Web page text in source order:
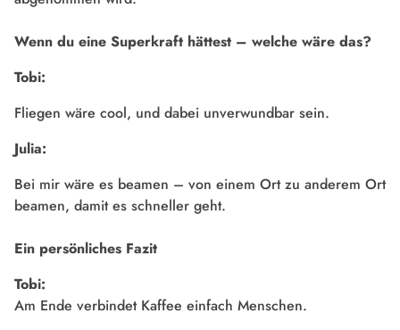
Wenn du eine Superkraft hättest – welche wäre das?
Tobi:
Fliegen wäre cool, und dabei unverwundbar sein.
Julia:
Bei mir wäre es beamen – von einem Ort zu anderem Ort
beamen, damit es schneller geht.
Ein persönliches Fazit
Tobi:
Am Ende verbindet Kaffee einfach Menschen.